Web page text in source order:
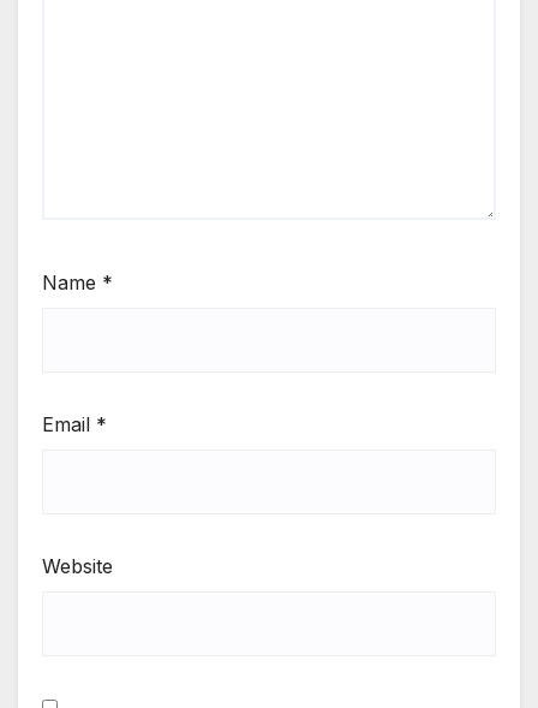
Name *
Email *
Website